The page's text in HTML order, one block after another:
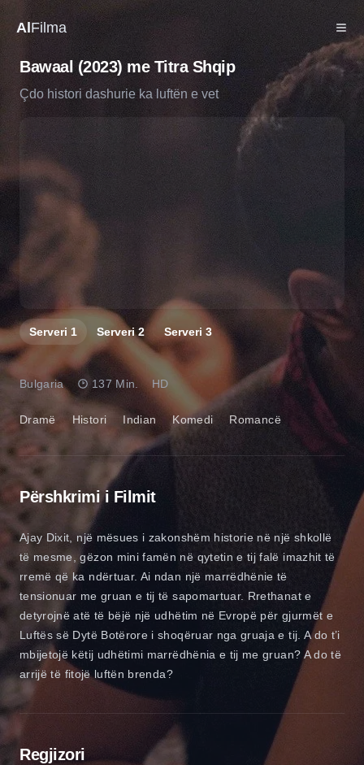
Al Filma
Bawaal (2023) me Titra Shqip
Çdo histori dashurie ka luftën e vet
Serveri 1 Serveri2 Serveri 3
Dramë Histori Indian Komedi Romancë
Bulgaria 137 Min. HD
Përshkrimi i Filmit
Ajay Dixit, një mësues i zakonshëm historie në një shkollë
të mesme, gëzon mini famën në qytetin e tij falë imazhit të
rremë që ka ndërtuar. Ai ndan një marrëdhënie të
tensionuar me gruan e tij të sapomartuar. Rrethanat e
detyrojnë atë të bëjë një udhëtim në Evropë për gjurmët e
Luftës së Dytë Botërore i shoqëruar nga gruaja e tij. A do t’i
mbijetojë këtij udhëtimi marrëdhënia e tij me gruan? A do të
arrijë të fitojë luftën brenda?
Regjizori